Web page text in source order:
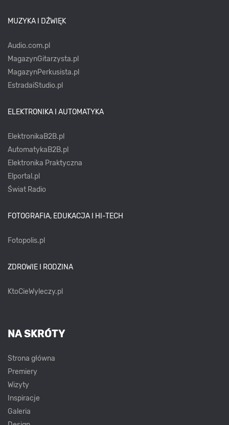
MUZYKA I DŹWIĘK
Audio.com.pl
MagazynGitarzysta.pl
MagazynPerkusista.pl
EstradaiStudio.pl
ELEKTRONIKA I AUTOMATYKA
ElektronikaB2B.pl
AutomatykaB2B.pl
Elektronika Praktyczna
Elportal.pl
Świat Radio
FOTOGRAFIA, EDUKACJA I HI-TECH
Fotopolis.pl
ZDROWIE I RODZINA
KtoCieWyleczy.pl
NA SKRÓTY
Strona główna
Premiery
Wizyty
Inspiracje
Galeria